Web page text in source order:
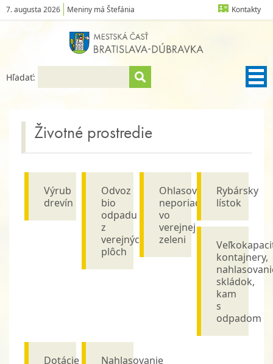
7. augusta 2026 Meniny má Štefánia Kontakty
Hľadať:
Životné prostredie
Výrub
drevín
Odvoz
bio
odpadu
z
verejných
plôch
Ohlasovanie
neporiadku
vo
verejnej
zeleni
Rybársky
lístok
kontajnery,
skládok,
kam
s
odpadom
Dotácie
Nahlasovanie